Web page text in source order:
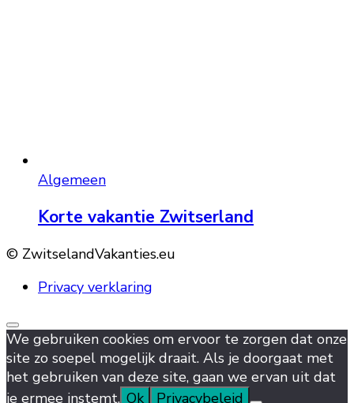
Algemeen
Korte vakantie Zwitserland
© ZwitselandVakanties.eu
Privacy verklaring
We gebruiken cookies om ervoor te zorgen dat onze
site zo soepel mogelijk draait. Als je doorgaat met
het gebruiken van deze site, gaan we ervan uit dat
je ermee instemt. Ok Privacybeleid